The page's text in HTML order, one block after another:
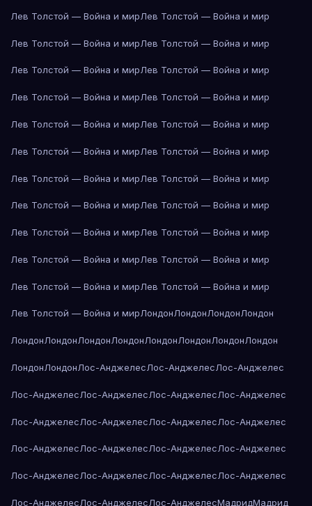
Лев Толстой — Война и мирЛев Толстой — Война и мир
Лев Толстой — Война и мирЛев Толстой — Война и мир
Лев Толстой — Война и мирЛев Толстой — Война и мир
Лев Толстой — Война и мирЛев Толстой — Война и мир
Лев Толстой — Война и мирЛев Толстой — Война и мир
Лев Толстой — Война и мирЛев Толстой — Война и мир
Лев Толстой — Война и мирЛев Толстой — Война и мир
Лев Толстой — Война и мирЛев Толстой — Война и мир
Лев Толстой — Война и мирЛев Толстой — Война и мир
Лев Толстой — Война и мирЛев Толстой — Война и мир
Лев Толстой — Война и мирЛев Толстой — Война и мир
Лев Толстой — Война и мирЛондонЛондонЛондонЛондон
ЛондонЛондонЛондонЛондонЛондонЛондонЛондонЛондон
ЛондонЛондонЛос-АнджелесЛос-АнджелесЛос-Анджелес
Лос-АнджелесЛос-АнджелесЛос-АнджелесЛос-Анджелес
Лос-АнджелесЛос-АнджелесЛос-АнджелесЛос-Анджелес
Лос-АнджелесЛос-АнджелесЛос-АнджелесЛос-Анджелес
Лос-АнджелесЛос-АнджелесЛос-АнджелесЛос-Анджелес
Лос-АнджелесЛос-АнджелесЛос-АнджелесМадридМадрид